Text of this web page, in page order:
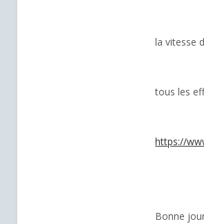
la vitesse
tous les
https://
Bonne